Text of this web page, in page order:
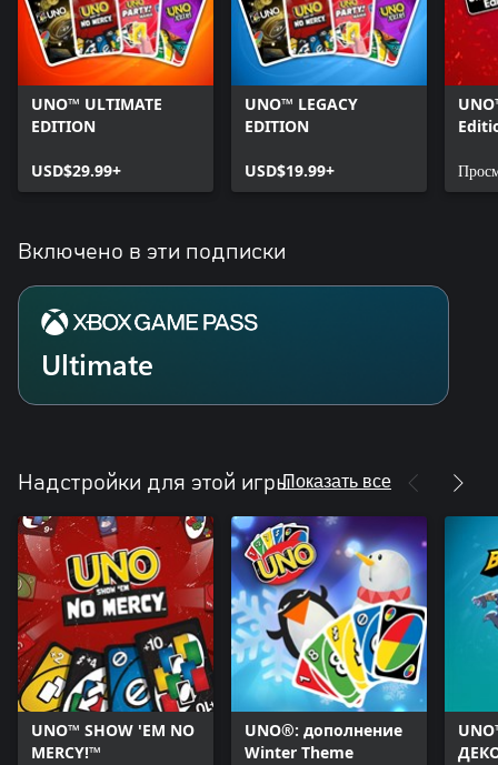
UNO™ ULTIMATE
EDITION
USD$29.99+
UNO™ LEGACY
EDITION
USD$19.99+
Включено в эти подписки
Ultimate
Надстройки для этой игрыПоказать все
UNO™ SHOW 'EM NO
MERCY!™
UNO®: дополнение
Winter Theme